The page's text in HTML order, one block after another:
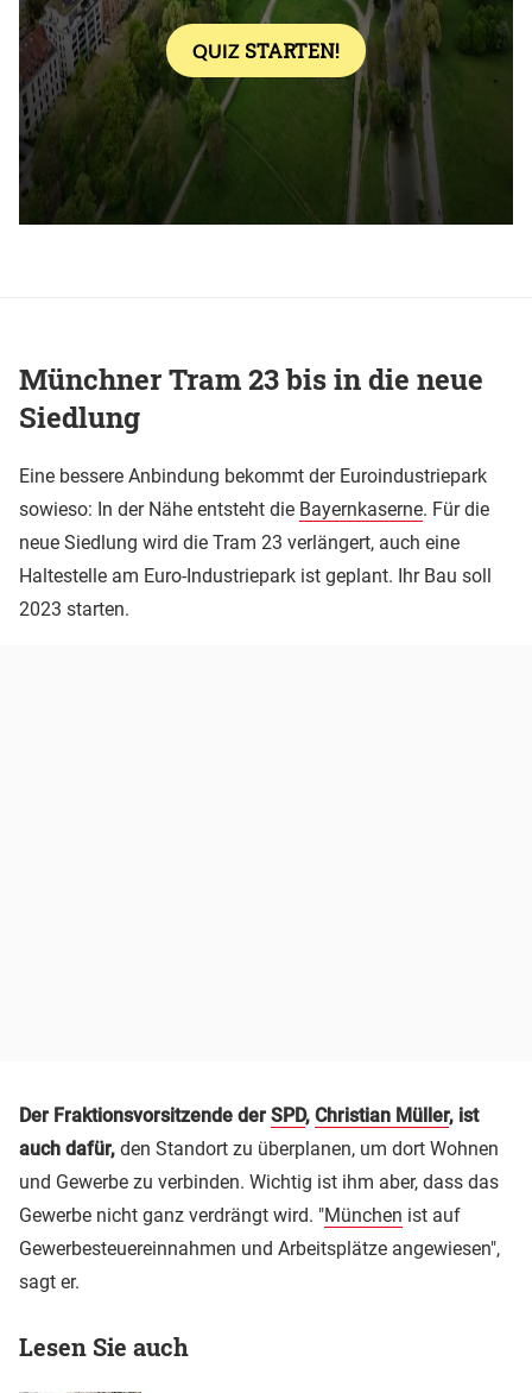
Münchner Tram 23 bis in die neue
Siedlung
Eine bessere Anbindung bekommt der Euroindustriepark
sowieso: In der Nähe entsteht die Bayernkaserne. Für die
neue Siedlung wird die Tram 23 verlängert, auch eine
Haltestelle am Euro-Industriepark ist geplant. Ihr Bau soll
2023 starten.
Der Fraktionsvorsitzende der SPD, Christian Müller, ist
auch dafür, den Standort zu überplanen, um dort Wohnen
und Gewerbe zu verbinden. Wichtig ist ihm aber, dass das
Gewerbe nicht ganz verdrängt wird. "München ist auf
Gewerbesteuereinnahmen und Arbeitsplätze angewiesen",
sagt er.
Lesen Sie auch